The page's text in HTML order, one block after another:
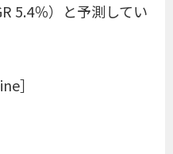
5.4％）と予測してい
］